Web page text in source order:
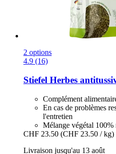
2 options
4.9 (16)
Stiefel Herbes
Complément
En cas de problèmes
l'entretien
Mélange végétal 100%
CHF 23.50 (CHF 23.50 / kg)
Livraison jusqu'au 13 août